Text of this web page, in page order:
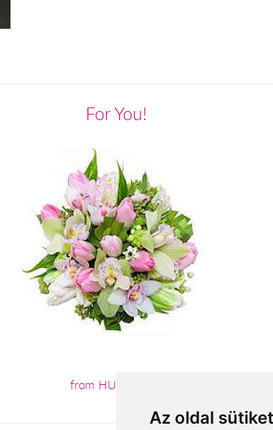
Az oldal
For You!
from HUF30,800